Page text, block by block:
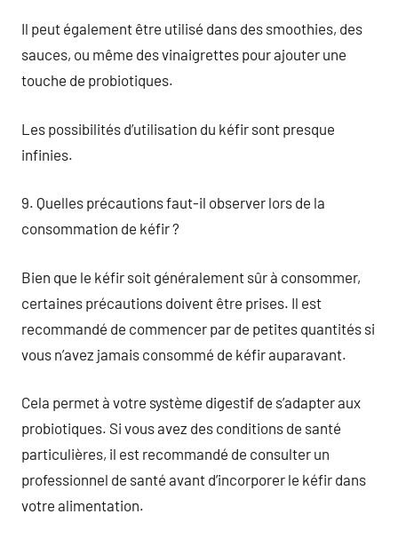
Il peut également être utilisé dans des smoothies, des
sauces, ou même des vinaigrettes pour ajouter une
touche de probiotiques.
Les possibilités d’utilisation du kéfir sont presque
infinies.
9. Quelles précautions faut-il observer lors de la
consommation de kéfir ?
Bien que le kéfir soit généralement sûr à consommer,
certaines précautions doivent être prises. Il est
recommandé de commencer par de petites quantités si
vous n’avez jamais consommé de kéfir auparavant.
Cela permet à votre système digestif de s’adapter aux
probiotiques. Si vous avez des conditions de santé
particulières, il est recommandé de consulter un
professionnel de santé avant d’incorporer le kéfir dans
votre alimentation.